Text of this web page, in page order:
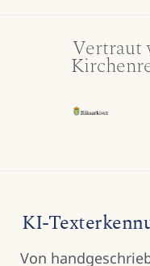
Vertraut
KI-
Von